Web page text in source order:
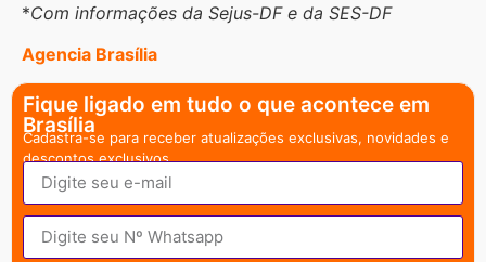
*Com informações da Sejus-DF e da SES-DF
Agencia Brasília
Fique ligado em tudo o que acontece em
Brasília
Cadastra-se para receber atualizações exclusivas, novidades e
descontos exclusivos.